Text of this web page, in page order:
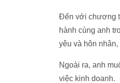
Đến với chương
hành cùng anh
yêu và hôn
Ngoài ra, anh
việc kinh doanh.